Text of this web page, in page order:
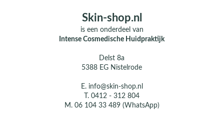
Skin-shop.nl
is een onderdeel van
Intense Cosmedische Huidpraktijk
Delst 8a
5388 EG Nistelrode
E. info@skin-shop.nl
T.0412 - 312 804
M. 06 104 33 489 (WhatsApp)